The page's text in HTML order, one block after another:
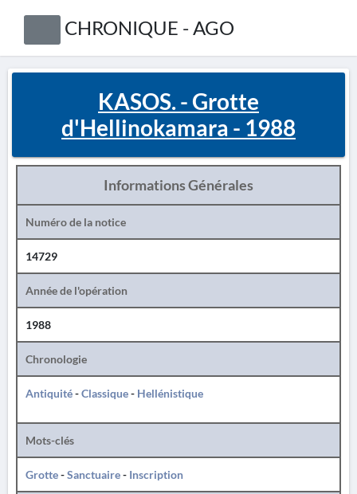
CHRONIQUE - AGO
KASOS. - Grotte
d'Hellinokamara - 1988
Informations Générales
Numéro de la notice
14729
Année de l'opération
1988
Chronologie
Antiquité-Classique- Hellénistique
Mots-clés
Grotte-Sanctuaire- Inscription